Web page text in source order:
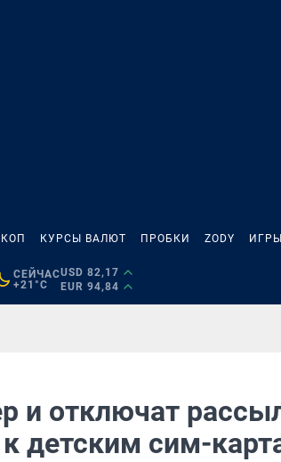
КУРСЫ ВАЛЮТ ПРОБКИ ZODY ИГРЫ
СЕЙЧАС
+21°C
USD 82,17
EUR 94,84
и отключат
детским сим-